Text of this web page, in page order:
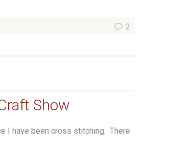
2
Show
I have been cross stitching. There